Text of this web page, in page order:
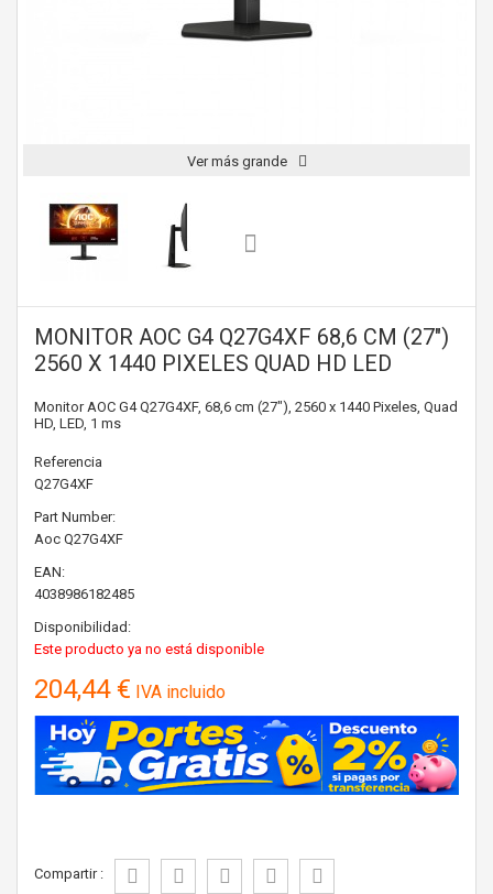
Ver más grande
MONITOR AOC G4 Q27G4XF 68,6 CM (27")
2560 X 1440 PIXELES QUAD HD LED
Monitor AOC G4 Q27G4XF, 68,6 cm (27"), 2560 x 1440 Pixeles, Quad
HD, LED, 1 ms
Referencia
Q27G4XF
Part Number:
Aoc Q27G4XF
EAN:
4038986182485
Disponibilidad:
Este producto ya no está disponible
204,44 € IVA incluido
Compartir :